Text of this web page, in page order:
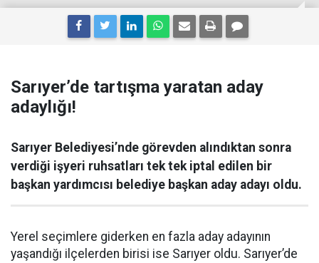
Sarıyer’de tartışma yaratan aday
adaylığı!
Sarıyer Belediyesi’nde görevden alındıktan sonra
verdiği işyeri ruhsatları tek tek iptal edilen bir
başkan yardımcısı belediye başkan aday adayı oldu.
Yerel seçimlere giderken en fazla aday adayının
yaşandığı ilçelerden birisi ise Sarıyer oldu. Sarıyer’de